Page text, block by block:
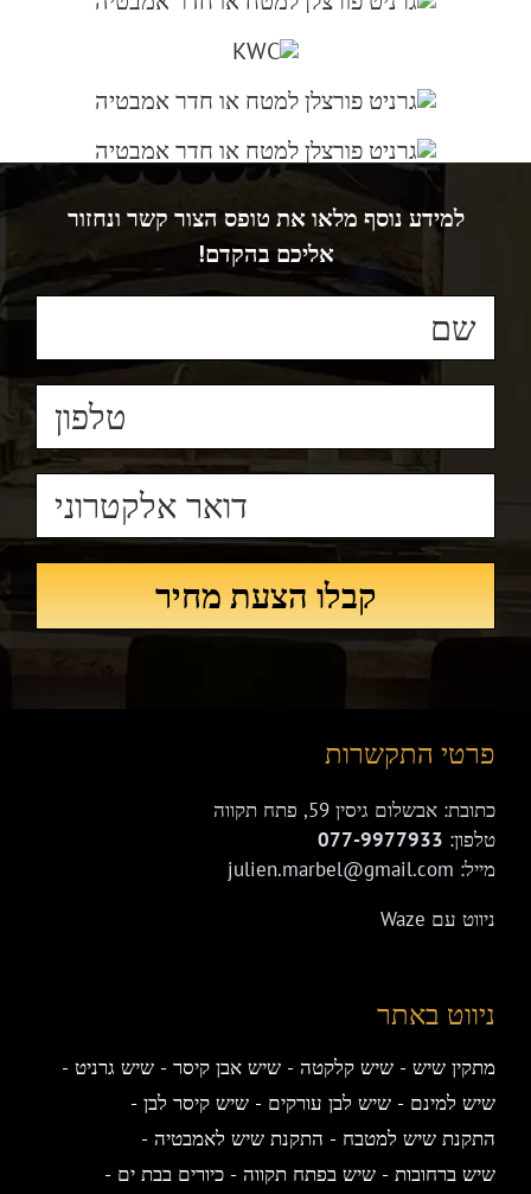
למידע נוסף מלאו את טופס הצור קשר ונחזור
אליכם בהקדם!
פרטי התקשרות
כתובת: אבשלום גיסין 59, פתח תקווה
טלפון: 077-9977933
מייל: julien.marbel@gmail.com
ניווט עם Waze
ניווט באתר
מתקין שיש שיש קלקטה שיש אבן קיסר
שיש גרניט
שיש למינם
שיש לבן עורקים
שיש קיסר לבן
התקנת שיש למטבח
התקנת שיש לאמבטיה
שיש ברחובות
שיש בפתח תקווה
כיורים בבת ים